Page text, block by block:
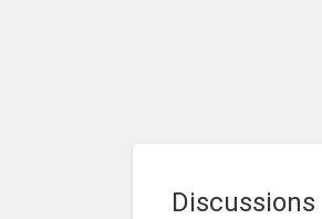
Discussions